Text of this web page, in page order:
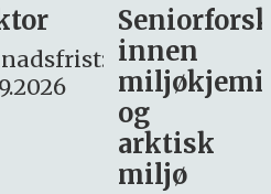
søker
– fast
Søknadsfrist:
16. august.